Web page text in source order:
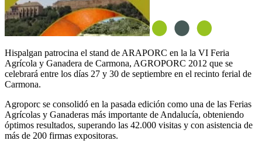
Hispalgan patrocina el stand de ARAPORC en la la VI Feria
Agrícola y Ganadera de Carmona, AGROPORC 2012 que se
celebrará entre los días 27 y 30 de septiembre en el recinto ferial de
Carmona.
Agroporc se consolidó en la pasada edición como una de las Ferias
Agrícolas y Ganaderas más importante de Andalucía, obteniendo
óptimos resultados, superando las 42.000 visitas y con asistencia de
más de 200 firmas expositoras.